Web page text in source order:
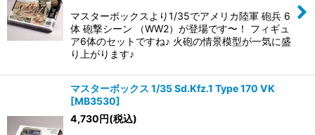
絞り込む
マスターボックスより1/35でアメリカ陸軍 砲兵 6
体 砲撃シーン （WW2）が登場です〜！ フィギュ
ア6体のセットですね♪ 火砲の情景模型が一気に盛
り上がります♪
マスターボックス 1/35 Sd.Kfz.1 Type 170 VK
[MB3530]
4,730円(税込)